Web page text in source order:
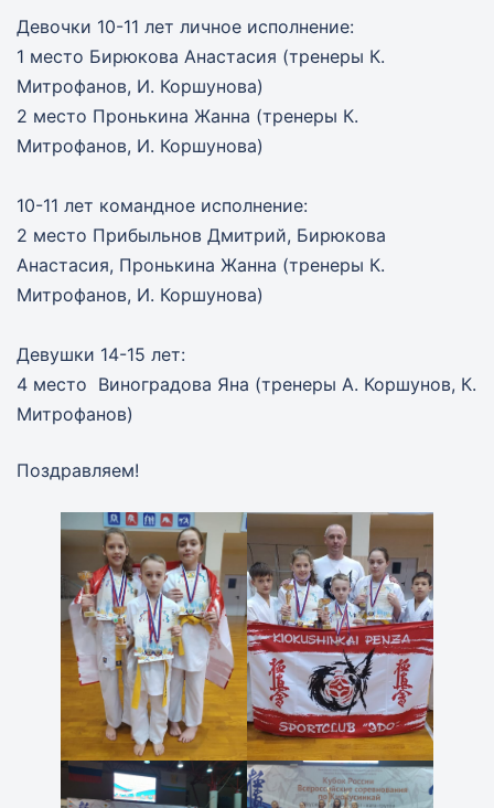
Девочки 10-11 лет личное исполнение:
1 место Бирюкова Анастасия (тренеры К.
Митрофанов, И. Коршунова)
2 место Пронькина Жанна (тренеры К.
Митрофанов, И. Коршунова)
10-11 лет командное исполнение:
2 место Прибыльнов Дмитрий, Бирюкова
Анастасия, Пронькина Жанна (тренеры К.
Митрофанов, И. Коршунова)
Девушки 14-15 лет:
4 место Виноградова Яна (тренеры А. Коршунов, К.
Митрофанов)
Поздравляем!